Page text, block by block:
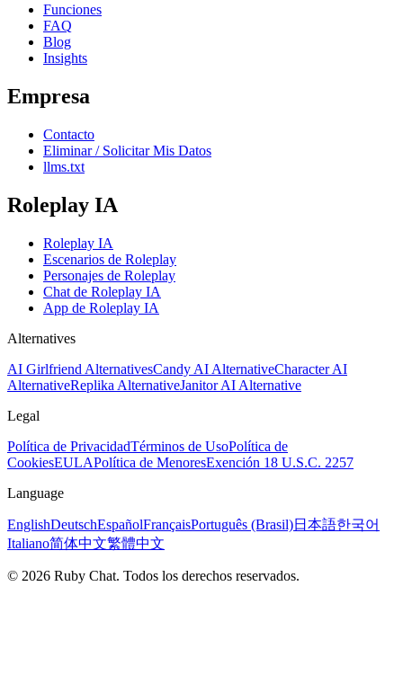
Funciones
FAQ
Blog
Insights
Empresa
Contacto
Eliminar / Solicitar Mis Datos
llms.txt
Roleplay IA
Roleplay IA
Escenarios de Roleplay
Personajes de Roleplay
Chat de Roleplay IA
App de Roleplay IA
Alternatives
AI Girlfriend AlternativesCandy AI AlternativeCharacter AI
AlternativeReplika AlternativeJanitor AI Alternative
Legal
Política de PrivacidadTérminos de UsoPolítica de
CookiesEULAPolítica de MenoresExención 18 U.S.C. 2257
Language
EnglishDeutschEspañolFrançaisPortuguês (Brasil)日本語한국어
Italiano简体中文繁體中文
© 2026 Ruby Chat. Todos los derechos reservados.